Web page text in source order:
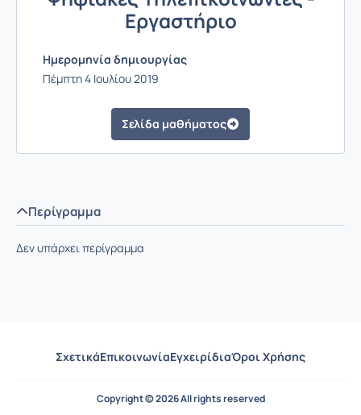
Εργαστήριο
Ημερομηνία δημιουργίας
Πέμπτη 4 Ιουλίου 2019
Σελίδα μαθήματος
Περίγραμμα
Δεν υπάρχει περίγραμμα
ΣχετικάΕπικοινωνίαΕγχειρίδιαΌροι Χρήσης
Copyright © 2026 All rights reserved